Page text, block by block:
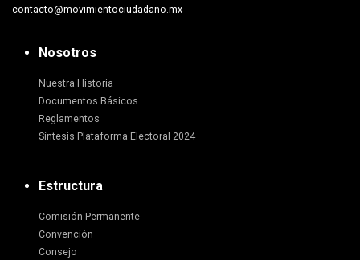
contacto@movimientociudadano.mx
Nosotros
Nuestra Historia
Documentos Básicos
Reglamentos
Síntesis Plataforma Electoral 2024
Estructura
Comisión Permanente
Convención
Consejo